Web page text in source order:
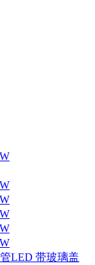
LED 带玻璃盖